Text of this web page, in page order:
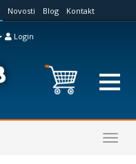
Novosti Blog Kontakt
Login